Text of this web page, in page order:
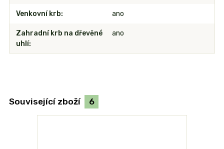
Venkovní krb ano
Zahradní krb na dřevěné
uhlí
ano
Související zboží 6